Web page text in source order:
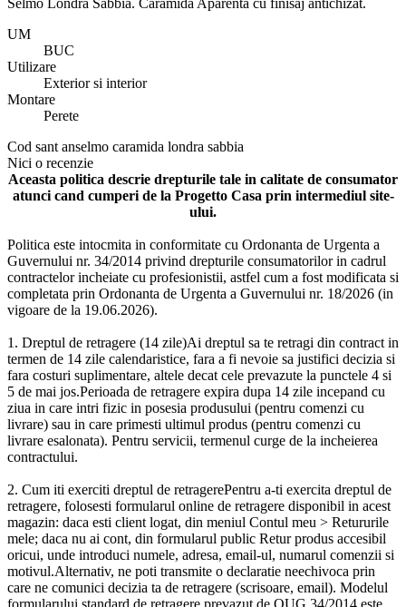
Selmo Londra Sabbia. Caramida Aparenta cu finisaj antichizat.
UM
BUC
Utilizare
Exterior si interior
Montare
Perete
Cod sant anselmo caramida londra sabbia
Nici o recenzie
Aceasta politica descrie drepturile tale in calitate de consumator
atunci cand cumperi de la Progetto Casa prin intermediul site-
ului.
Politica este intocmita in conformitate cu Ordonanta de Urgenta a
Guvernului nr. 34/2014 privind drepturile consumatorilor in cadrul
contractelor incheiate cu profesionistii, astfel cum a fost modificata si
completata prin Ordonanta de Urgenta a Guvernului nr. 18/2026 (in
vigoare de la 19.06.2026).
1. Dreptul de retragere (14 zile)Ai dreptul sa te retragi din contract in
termen de 14 zile calendaristice, fara a fi nevoie sa justifici decizia si
fara costuri suplimentare, altele decat cele prevazute la punctele 4 si
5 de mai jos.Perioada de retragere expira dupa 14 zile incepand cu
ziua in care intri fizic in posesia produsului (pentru comenzi cu
livrare) sau in care primesti ultimul produs (pentru comenzi cu
livrare esalonata). Pentru servicii, termenul curge de la incheierea
contractului.
2. Cum iti exerciti dreptul de retragerePentru a-ti exercita dreptul de
retragere, folosesti formularul online de retragere disponibil in acest
magazin: daca esti client logat, din meniul Contul meu > Retururile
mele; daca nu ai cont, din formularul public Retur produs accesibil
oricui, unde introduci numele, adresa, email-ul, numarul comenzii si
motivul.Alternativ, ne poti transmite o declaratie neechivoca prin
care ne comunici decizia ta de retragere (scrisoare, email). Modelul